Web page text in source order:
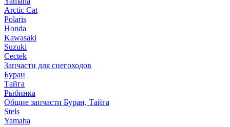
Arctic Cat
Polaris
Honda
Kawasaki
Suzuki
Cectek
Запчасти для снегоходов
Буран
Тайга
Рыбинка
Общие запчасти Буран, Тайга
Stels
Yamaha